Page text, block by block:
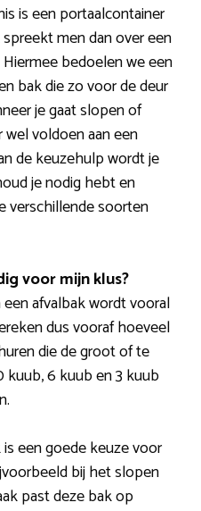
is een portaalcontainer
men dan over een
bedoelen we een
bak die zo voor de deur
je gaat slopen of
voldoen aan een
de keuzehulp wordt je
je nodig hebt en
verschillende soorten
voor mijn klus?
afvalbak wordt vooral
dus vooraf hoeveel
die de groot of te
kuub, 6 kuub en 3 kuub
een goede keuze voor
bij het slopen
past deze bak op